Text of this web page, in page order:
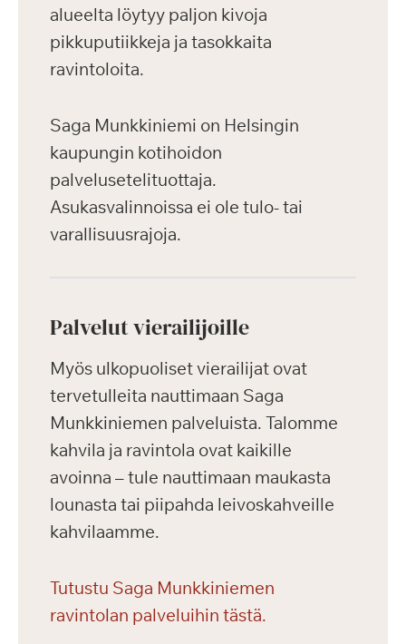
alueelta löytyy paljon kivoja
pikkuputiikkeja ja tasokkaita
ravintoloita.
Saga Munkkiniemi on Helsingin
kaupungin kotihoidon
palvelusetelituottaja.
Asukasvalinnoissa ei ole tulo- tai
varallisuusrajoja.
Palvelut vierailijoille
Myös ulkopuoliset vierailijat ovat
tervetulleita nauttimaan Saga
Munkkiniemen palveluista. Talomme
kahvila ja ravintola ovat kaikille
avoinna – tule nauttimaan maukasta
lounasta tai piipahda leivoskahveille
kahvilaamme.
Tutustu Saga Munkkiniemen
ravintolan palveluihin tästä.